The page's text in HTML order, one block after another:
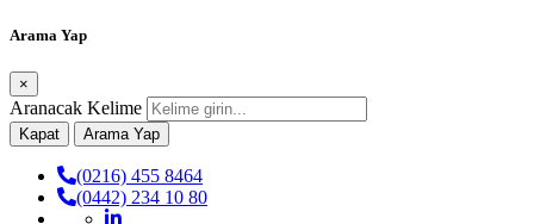
Arama Yap
×
Aranacak Kelime
Kapat Arama Yap
(0216) 455 8464
(0442) 234 10 80